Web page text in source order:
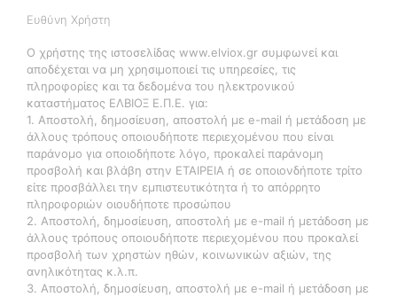
Ευθύνη Χρήστη
Ο χρήστης της ιστοσελίδας www.elviox.gr συμφωνεί και
αποδέχεται να μη χρησιμοποιεί τις υπηρεσίες, τις
πληροφορίες και τα δεδομένα του ηλεκτρονικού
καταστήματος ΕΛΒΙΟΞ Ε.Π.Ε. για:
1. Αποστολή, δημοσίευση, αποστολή με e-mail ή μετάδοση με
άλλους τρόπους οποιουδήποτε περιεχομένου που είναι
παράνομο για οποιοδήποτε λόγο, προκαλεί παράνομη
προσβολή και βλάβη στην ΕΤΑΙΡΕΙΑ ή σε οποιονδήποτε τρίτο
είτε προσβάλλει την εμπιστευτικότητα ή το απόρρητο
πληροφοριών οιουδήποτε προσώπου
2. Αποστολή, δημοσίευση, αποστολή με e-mail ή μετάδοση με
άλλους τρόπους οποιουδήποτε περιεχομένου που προκαλεί
προσβολή των χρηστών ηθών, κοινωνικών αξιών, της
ανηλικότητας κ.λ.π.
3. Αποστολή, δημοσίευση, αποστολή με e-mail ή μετάδοση με